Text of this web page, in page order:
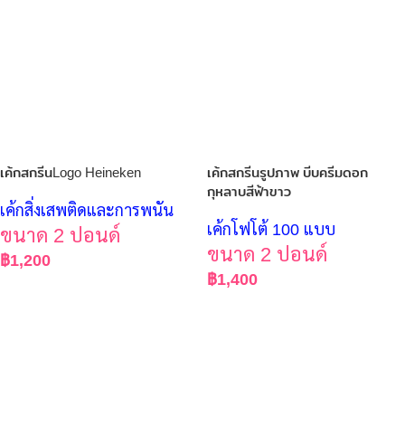
เค้กสกรีนLogo Heineken
เค้กสิ่งเสพติดและการพนัน
ขนาด 2 ปอนด์
฿1,200
เค้กสกรีนรูปภาพ บีบครีมดอก
กุหลาบสีฟ้าขาว
เค้กโฟโต้ 100 แบบ
ขนาด 2 ปอนด์
฿1,400